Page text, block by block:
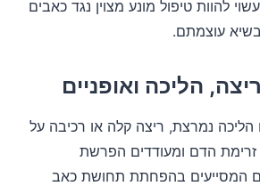
להוות טיפול מונע מצוין נגד כאבים
עוצמתם.
הליכה ואופניים
הליכה נמרצת, ריצה קלה או רכיבה על
זרימת הדם ומעודדים הפרשת
המסייעים בהפחתת תחושת כאב